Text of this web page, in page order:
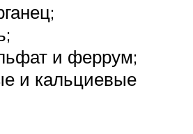
и феррум;
и кальциевые